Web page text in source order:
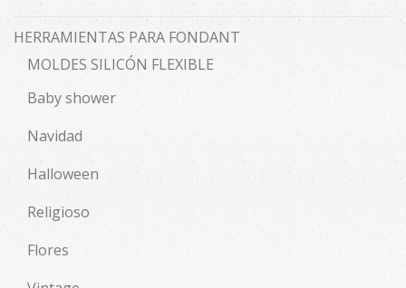
HERRAMIENTAS PARA FONDANT
MOLDES SILICÓN FLEXIBLE
Baby shower
Navidad
Halloween
Religioso
Flores